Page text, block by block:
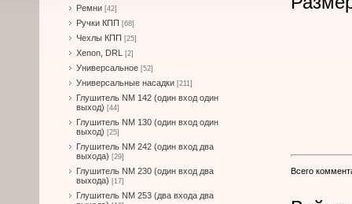
Ремни [42]
Ручки КПП [68]
Чехлы КПП [25]
Xenon, DRL [2]
Универсальное [52]
Универсальные насадки [211]
Глушитель NM 142 (один вход один
выход) [44]
Глушитель NM 130 (один вход один
выход) [25]
Глушитель NM 242 (один вход два
выхода) [29]
Глушитель NM 230 (один вход два
выхода) [17]
Глушитель NM 253 (два входа два
Всего